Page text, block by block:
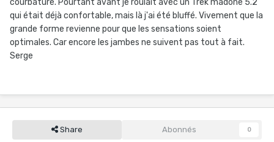
courbature. Pourtant avant je roulait avec un Trek madone 5.2
qui était déjà confortable, mais là j'ai été bluffé. Vivement que la
grande forme revienne pour que les sensations soient
optimales. Car encore les jambes ne suivent pas tout à fait.
Serge
Share Abonnés 0